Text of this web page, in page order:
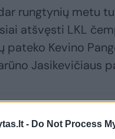
- Do Not Process
rungtynių metu
atšvęsti LKL
Kevino
Jasikevičiaus